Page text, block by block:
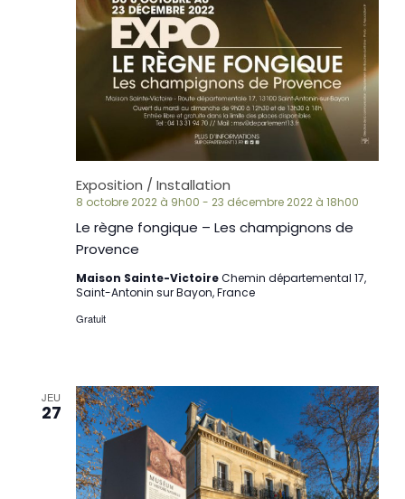
Exposition / Installation
Le règne fongique – Les champignons de
Provence
8 octobre 2022 à 9h00 - 23 décembre 2022 à 18h00
Maison Sainte-VictoireChemin départemental 17,
Saint-Antonin sur Bayon, France
Gratuit
JEU
27